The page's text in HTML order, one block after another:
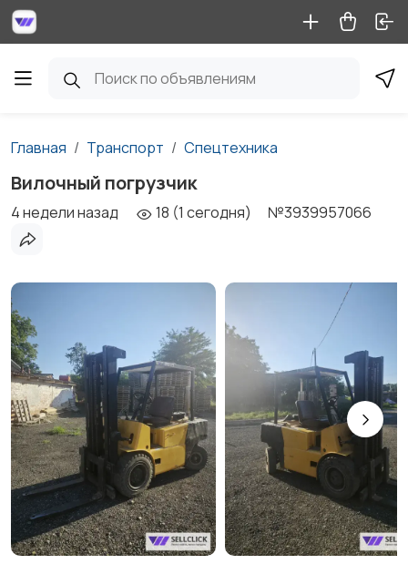
Главная Транспорт Спецтехника
Вилочный погрузчик
4 недели назад 18 (1 сегодня) №3939957066